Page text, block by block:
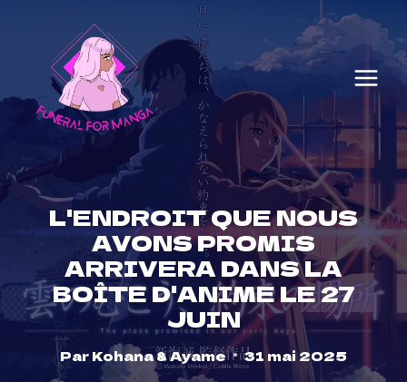
content
L'ENDROIT QUE NOUS
AVONS PROMIS
ARRIVERA DANS LA
BOÎTE D'ANIME LE 27
JUIN
ParKohana & Ayame 31 mai 2025